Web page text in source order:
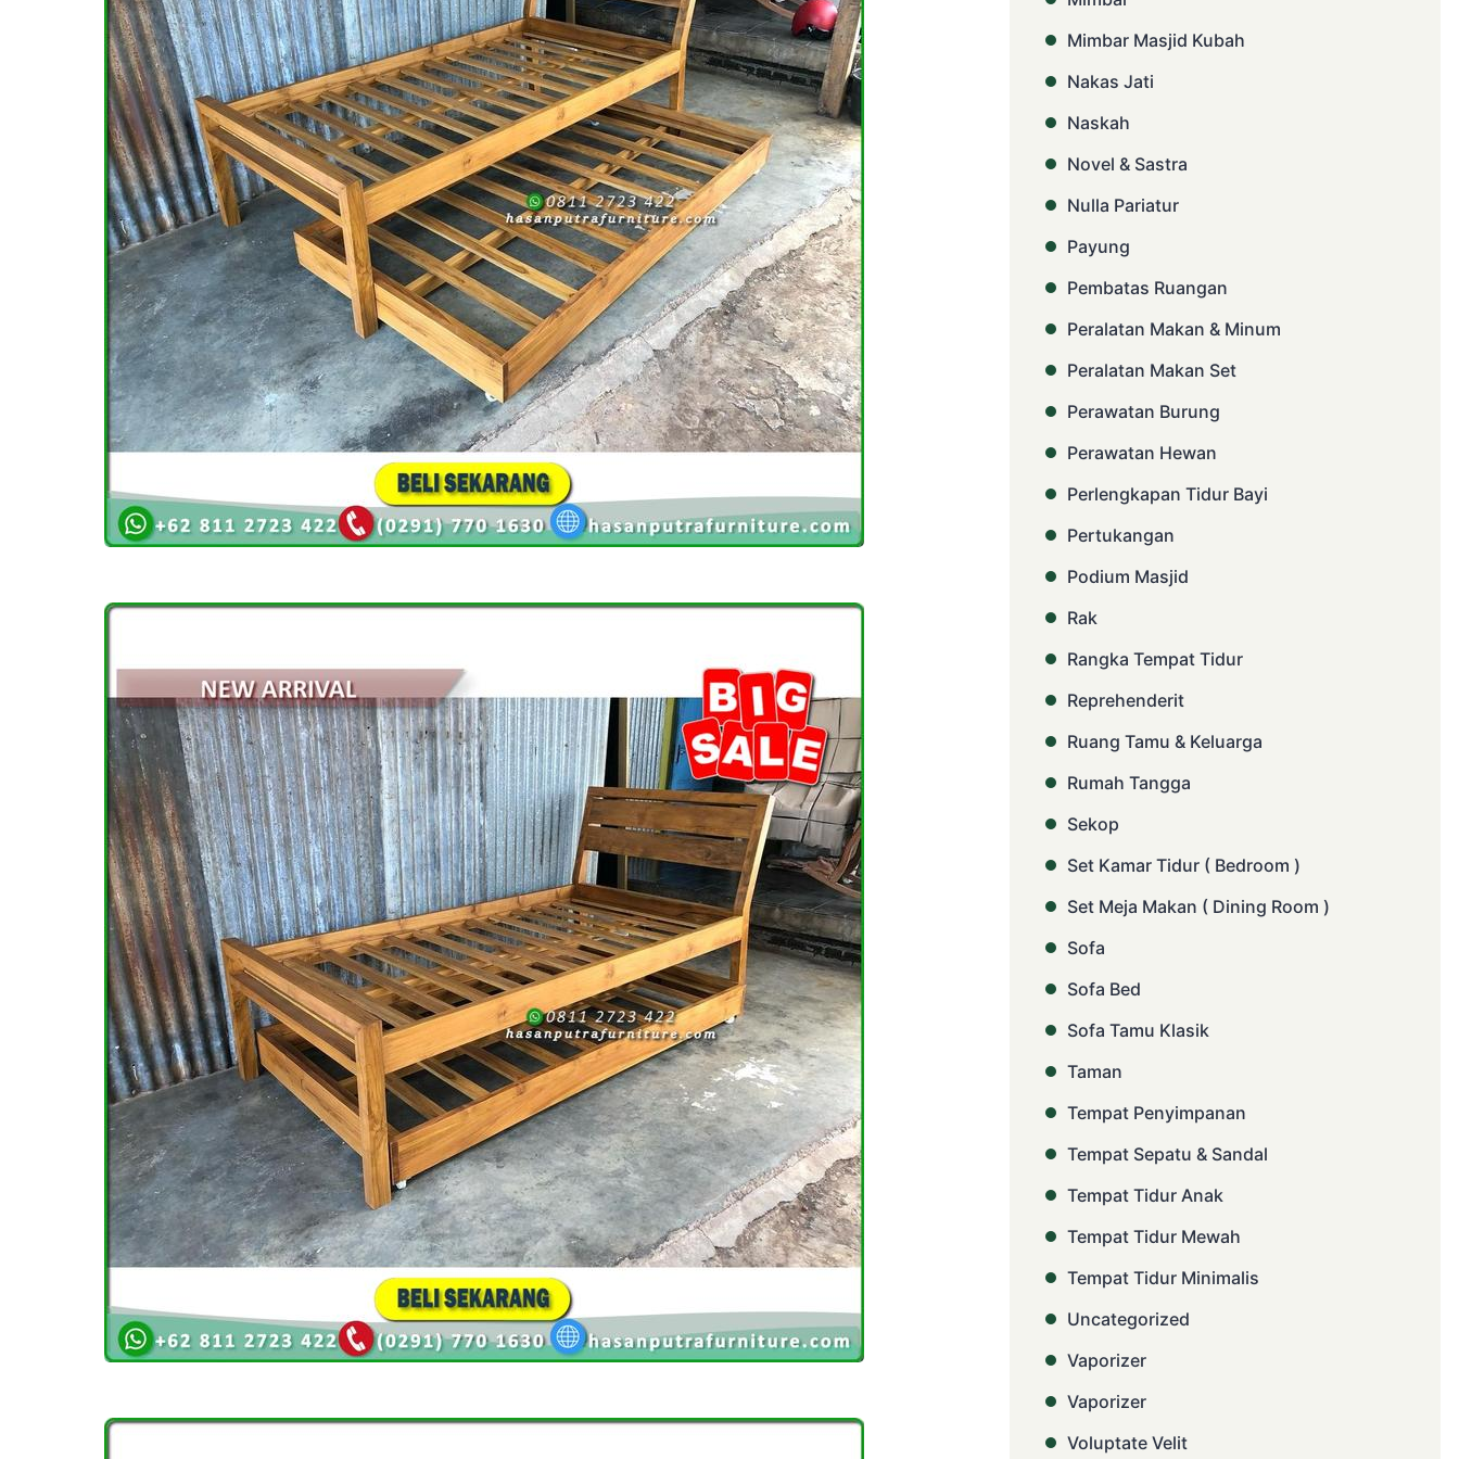
Mimbar Masjid Kubah
Nakas Jati
Naskah
Novel & Sastra
Nulla Pariatur
Payung
Pembatas Ruangan
Peralatan Makan & Minum
Peralatan Makan Set
Perawatan Burung
Perawatan Hewan
Perlengkapan Tidur Bayi
Pertukangan
Podium Masjid
Rak
Rangka Tempat Tidur
Reprehenderit
Ruang Tamu & Keluarga
Rumah Tangga
Sekop
Set Kamar Tidur ( Bedroom )
Set Meja Makan ( Dining Room )
Sofa
Sofa Bed
Sofa Tamu Klasik
Taman
Tempat Penyimpanan
Tempat Sepatu & Sandal
Tempat Tidur Anak
Tempat Tidur Mewah
Tempat Tidur Minimalis
Uncategorized
Vaporizer
Vaporizer
Voluptate Velit